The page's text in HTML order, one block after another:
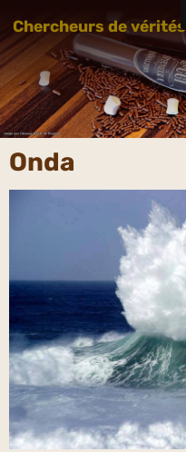
Chercheurs de vérités
Onda